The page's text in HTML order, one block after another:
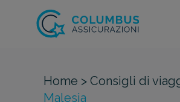
Home > Consigli di
Malesia